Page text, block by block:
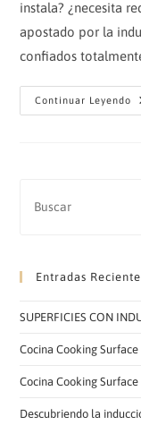
instala? ¿necesita
apostado por la
confiados
Continuar Leyendo
Entradas
SUPERFICIES CON
Cocina Cooking
Cocina Cooking
Descubriendo la